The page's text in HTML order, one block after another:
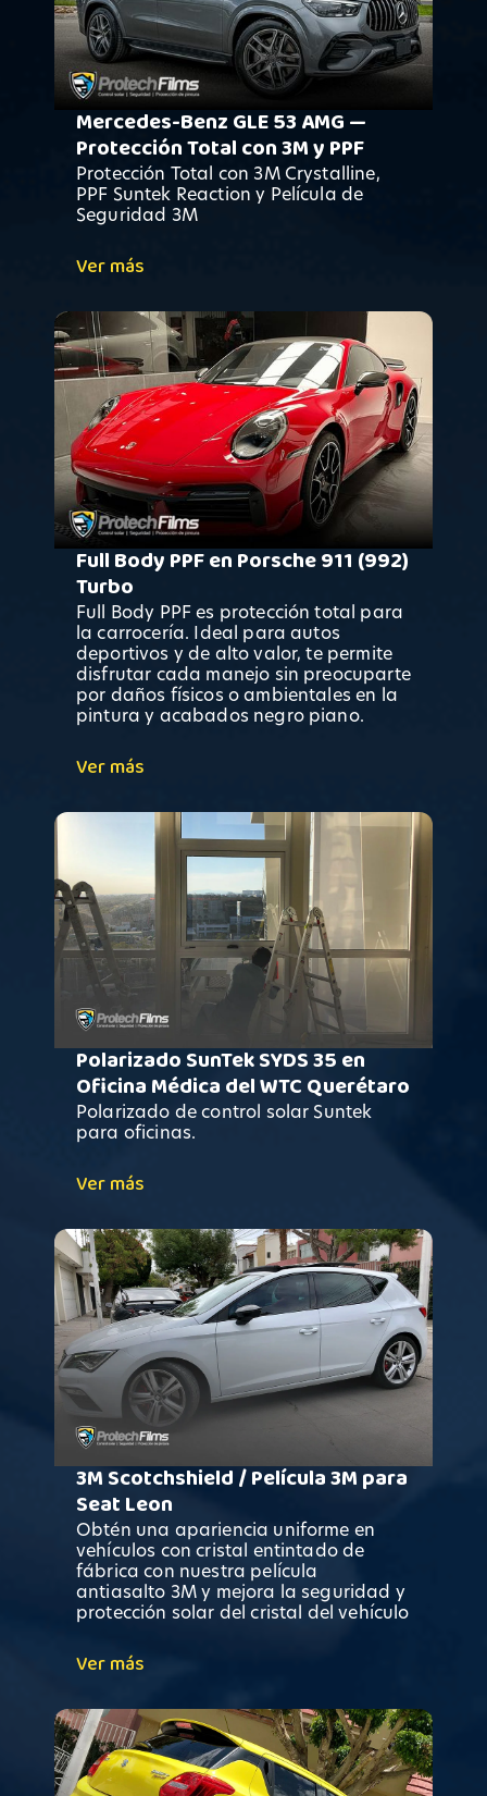
Mercedes-Benz GLE 53 AMG —
Protección Total con 3M y PPF
Protección Total con 3M Crystalline,
PPF Suntek Reaction y Película de
Seguridad 3M
Ver más
Full Body PPF en Porsche 911 (992)
Turbo
Full Body PPF es protección total para
la carrocería. Ideal para autos
deportivos y de alto valor, te permite
disfrutar cada manejo sin preocuparte
por daños físicos o ambientales en la
pintura y acabados negro piano.
Ver más
Polarizado SunTek SYDS 35 en
Oficina Médica del WTC Querétaro
Polarizado de control solar Suntek
para oficinas.
Ver más
3M Scotchshield / Película 3M para
Seat Leon
Obtén una apariencia uniforme en
vehículos con cristal entintado de
fábrica con nuestra película
antiasalto 3M y mejora la seguridad y
protección solar del cristal del vehículo
Ver más